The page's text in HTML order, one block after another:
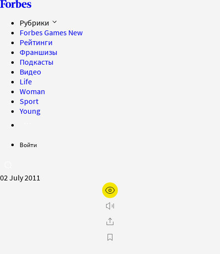
Рубрики
Forbes Games New
Рейтинги
Франшизы
Подкасты
Видео
Life
Woman
Sport
Young
Войти
02 July 2011